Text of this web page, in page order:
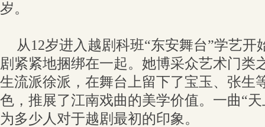
岁。
从12岁进入越剧科班“东安舞台”学艺开
剧紧紧地捆绑在一起。她博采众艺术门类
生流派徐派，在舞台上留下了宝玉、张生
色，推展了江南戏曲的美学价值。一曲“
为多少人对于越剧最初的印象。